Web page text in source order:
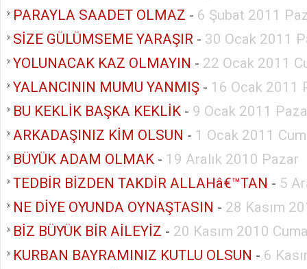
PARAYLA SAADET OLMAZ - 6 Şubat 2011
SİZE GÜLÜMSEME YARAŞIR - 30 Ocak 2011
YOLUNACAK KAZ OLMAYIN - 22 Ocak 2011
YALANCININ MUMU YANMIŞ - 16 Ocak 2011
BU KEKLİK BAŞKA KEKLİK - 9 Ocak 2011
ARKADAŞINIZ KİM OLSUN - 1 Ocak 2011
BÜYÜK ADAM OLMAK - 19 Aralık 2010 Pazar
TEDBİR BİZDEN TAKDİR ALLAHâ€™TAN - 5
NE DİYE OYUNDA OYNAŞTASIN - 28 Kasım
BİZ BÜYÜK BİR AİLEYİZ - 20 Kasım 2010
KURBAN BAYRAMINIZ KUTLU OLSUN - 6